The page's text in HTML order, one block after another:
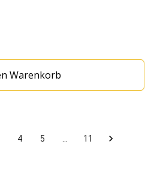
erhältlich: 13-15
Warenkorb
4 5 11